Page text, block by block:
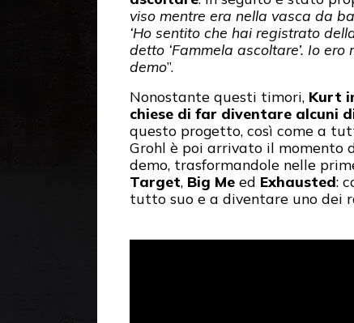
viso mentre era nella vasca da
‘Ho sentito che hai registrato
detto ‘Fammela ascoltare’. Io
demo”.
Nonostante questi timori, Kurt
chiese di far diventare alcuni
questo progetto, così come a
Grohl è poi arrivato il momento
demo, trasformandole nelle
Target, Big Me ed Exhausted:
tutto suo e a diventare uno dei